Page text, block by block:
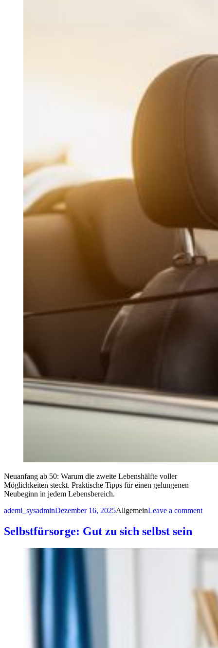
Neuanfang ab 50: Warum die zweite Lebenshälfte voller
Möglichkeiten steckt. Praktische Tipps für einen gelungenen
Neubeginn in jedem Lebensbereich.
Posted by
ademi_sysadminDezember 16, 2025Posted in
AllgemeinLeave a commenton
Selbstfürsorge: Gut zu sich selbst sein